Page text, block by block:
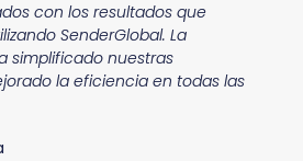
con los resultados que
SenderGlobal. La
simplificado nuestras
la eficiencia en todas las